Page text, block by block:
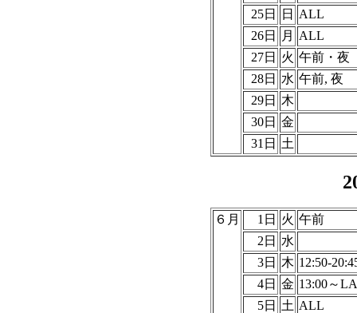
25日 日
ALL
26日
月
ALL
27日
火 午前・夜
28日
水 午前, 夜
29日
木
30日 金
31日
土
６月 1日 火 午前
2日
水
3日
木 12:50-
4日 金 13:00～
5日
土 ALL